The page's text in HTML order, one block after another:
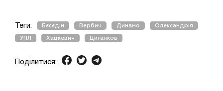
Теги: Бєсєдін Вербич Динамо Олександрія
УПЛ Хацкевич Циганков
Поділитися: